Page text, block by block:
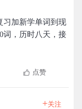
习加新学单词到现
词，历时八天，接
点赞
+关注